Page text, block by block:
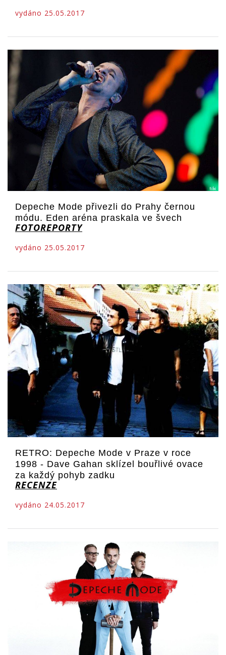
vydáno 25.05.2017
Depeche Mode přivezli do Prahy černou
módu. Eden aréna praskala ve švech
FOTOREPORTY
vydáno 25.05.2017
RETRO: Depeche Mode v Praze v roce
1998 - Dave Gahan sklízel bouřlivé ovace
za každý pohyb zadku
RECENZE
vydáno 24.05.2017